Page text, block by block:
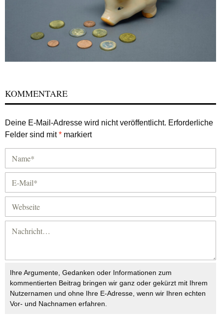
KOMMENTARE
Deine E-Mail-Adresse wird nicht veröffentlicht. Erforderliche
Felder sind mit* markiert
Ihre Argumente, Gedanken oder Informationen zum
kommentierten Beitrag bringen wir ganz oder gekürzt mit Ihrem
Nutzernamen und ohne Ihre E-Adresse, wenn wir Ihren echten
Vor- und Nachnamen erfahren.